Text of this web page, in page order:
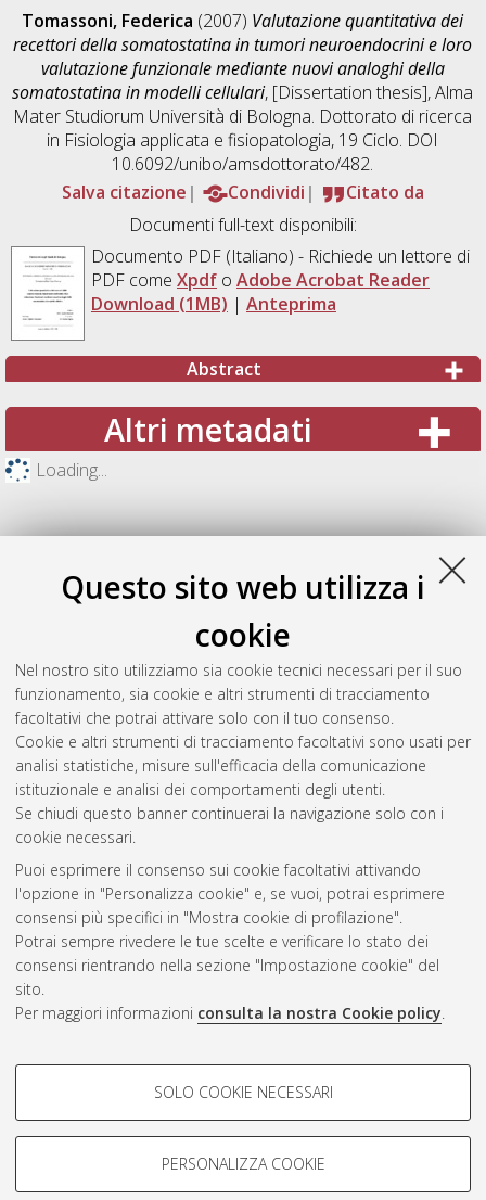
Questo sito web utilizza i
cookie
Nel nostro sito utilizziamo sia cookie tecnici necessari per il suo
funzionamento, sia cookie e altri strumenti di tracciamento
facoltativi che potrai attivare solo con il tuo consenso.
Cookie e altri strumenti di tracciamento facoltativi sono usati per
analisi statistiche, misure sull'efficacia della comunicazione
istituzionale e analisi dei comportamenti degli utenti.
Se chiudi questo banner continuerai la navigazione solo con i
cookie necessari.
Puoi esprimere il consenso sui cookie facoltativi attivando
l'opzione in "Personalizza cookie" e, se vuoi, potrai esprimere
consensi più specifici in "Mostra cookie di profilazione".
Potrai sempre rivedere le tue scelte e verificare lo stato dei
consensi rientrando nella sezione "Impostazione cookie" del
sito.
Per maggiori informazioni consulta la nostra Cookie policy.
COOKIE DI PROFILAZIONE -
Si tratta di cookie utilizzati per analizzare le caratteristiche della
navigazione degli utenti, creare profili in base al loro comportamento
SOLO COOKIE NECESSARI
PERSONALIZZA COOKIE
Tomassoni, Federica (2007) Valutazione quantitativa dei
recettori della somatostatina in tumori neuroendocrini e loro
valutazione funzionale mediante nuovi analoghi della
somatostatina in modelli cellulari, [Dissertation thesis], Alma
Mater Studiorum Università di Bologna. Dottorato di ricerca
in Fisiologia applicata e fisiopatologia, 19 Ciclo. DOI
10.6092/unibo/amsdottorato/482.
Salva citazione
Condividi
Citato da
Documenti full-text disponibili:
Documento PDF(Italiano) - Richiede un lettore di
PDF come Xpdfo Adobe Acrobat Reader
Download (1MB) | Anteprima
Abstract
Altri metadati
Loading...
Gestione del documento:
Atom
Rss 1.0
Rss 2.0
ISSN: 2038-7946
Impostazioni Cookie
Informativa sulla privacy
Condizioni d’uso del sito